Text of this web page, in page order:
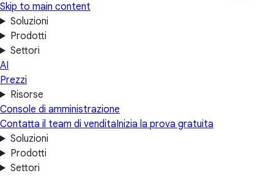
Skip to main content
Soluzioni
Prodotti
Settori
AI
Prezzi
Risorse
Console di amministrazione
Contatta il team di venditaInizia la prova gratuita
Soluzioni
Prodotti
Settori